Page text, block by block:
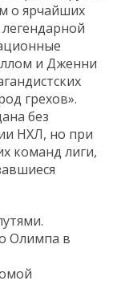
о ярчайших
и Дженни
грехов».
без
НХЛ, но при
команд лиги,
Олимпа в